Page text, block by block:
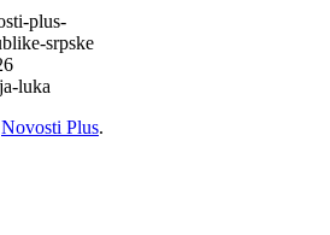
Novosti Plus.